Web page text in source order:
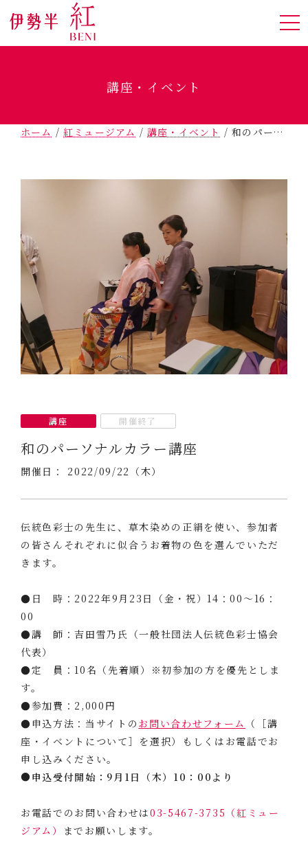
講座・イベント
ホーム /紅ミュージアム /講座・イベント /和のパーソナルカラー講座
講座 開催終了
和のパーソナルカラー講座
開催日： 2022/09/22（木）
伝統色彩士の先生に、草木染めの正絹を使い、参加者
の皆さんそれぞれに似合うお着物の色を選んでいただ
きます。
●日 時：2022年9月23日（金・祝）14：00～16：
00
●講 師：吉田雪乃氏（一般社団法人伝統色彩士協会
代表）
●定 員：10名（先着順）※初参加の方を優先としま
す。
●参加費：2,000円
●申込方法：当サイトの お問い合わせフォーム （［講
座・イベントについて］を選択）もしくはお電話でお
申し込みください。
●申込受付開始：9月1日（木）10：00より
お電話でのお問い合わせは03-5467-3735（紅ミュー
ジアム）
までお願いします。